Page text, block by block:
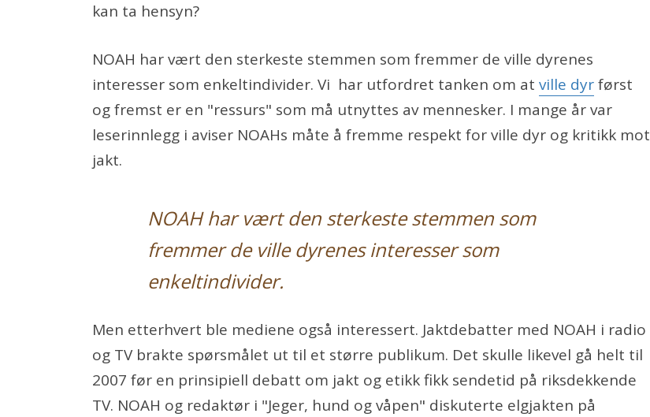
kan ta hensyn?
NOAH har vært den sterkeste stemmen som fremmer de ville dyrenes
interesser som enkeltindivider. Vi har utfordret tanken om at ville dyrførst
og fremst er en "ressurs" som må utnyttes av mennesker. I mange år var
leserinnlegg i aviser NOAHs måte å fremme respekt for ville dyr og kritikk mot
jakt.
NOAH har vært den sterkeste stemmen som
fremmer de ville dyrenes interesser som
enkeltindivider.
Men etterhvert ble mediene også interessert. Jaktdebatter med NOAH i radio
og TV brakte spørsmålet ut til et større publikum. Det skulle likevel gå helt til
2007 før en prinsipiell debatt om jakt og etikk fikk sendetid på riksdekkende
TV. NOAH og redaktør i "Jeger, hund og våpen" diskuterte elgjakten på